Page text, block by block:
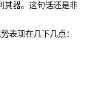
其器。这句话还是非
表现在几下几点：